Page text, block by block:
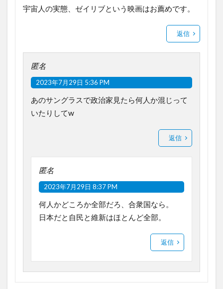
宇宙人の実態、ゼイリブという映画はお薦めです。
返信
匿名
2023年7月29日 5:36 PM
あのサングラスで政治家見たら何人か混じって
いたりしてw
返信
匿名
2023年7月29日 8:37 PM
何人かどころか全部だろ、合衆国なら。
日本だと自民と維新はほとんど全部。
返信